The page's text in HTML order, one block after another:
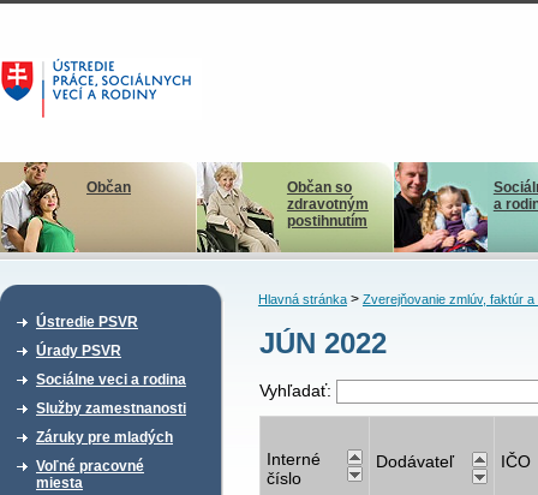
Občan
Občan so
zdravotným
postihnutím
a
Ústredie PSVR
Úrady PSVR
Sociálne veci a rodina
Služby zamestnanosti
Záruky pre mladých
Voľné pracovné
miesta
Hlavná stránka> Zverejňovanie zmlúv, faktúr a
JÚN 2022
Vyhľadať:
Interné
číslo
Dodávateľ IČO